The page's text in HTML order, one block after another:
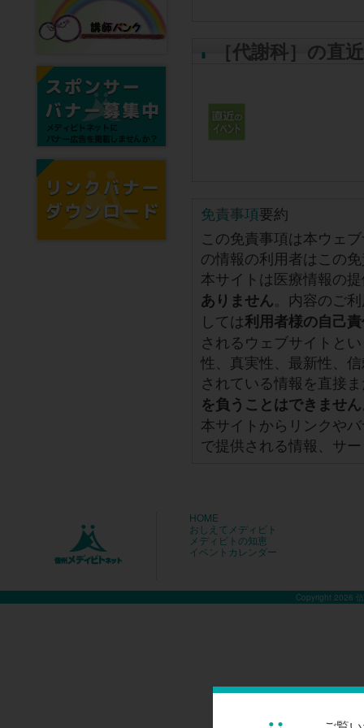
［代謝科］の直
免責事項要約
この免責事項は本ウェ
の情報の利用者はこの
本サイトは医療情報の
ありません。内容のご
しては利用者様の自己
されるウェブサイトと
性、真実性、最新性、
されている情報を直接
を負うことはできません
本サイトからリンクや
で提供される情報、サ
HOME
おしえてメディビト
メディビトの知恵
イベントカレンダー
Copyright 2026